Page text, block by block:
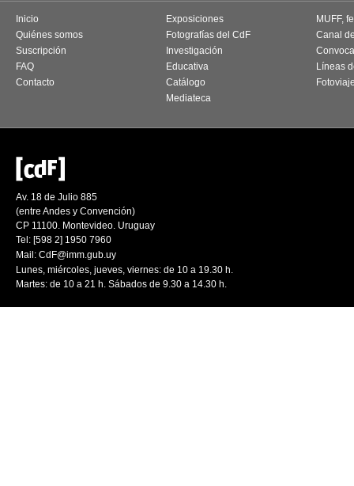
Inicio
Quiénes somos
Suscripción
FAQ
Contacto
Exposiciones
Fotografías del CdF
Investigación
Educativa
Catálogo
Mediateca
MUFF,
Canal
Líneas
Av. 18 de Julio 885
(entre Andes y Convención)
CP 11100. Montevideo. Uruguay
Tel: [598 2] 1950 7960
Mail: CdF@imm.gub.uy
Lunes, miércoles, jueves, viernes: de 10 a 19.30 h.
Martes: de 10 a 21 h. Sábados de 9.30 a 14.30 h.